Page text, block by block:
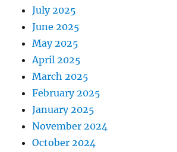
July 2025
June 2025
May 2025
April 2025
March 2025
February 2025
January 2025
November 2024
October 2024